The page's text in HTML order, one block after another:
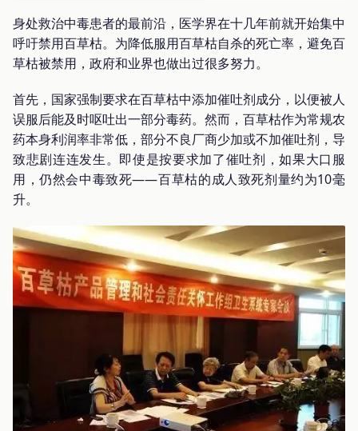
身处救治中毒患者的最前沿，医学界在十几年前就开始集中
呼吁禁用百草枯。为降低服用百草枯自杀的死亡率，避免百
草枯被禁用，政府和业界也做出过很多努力。
首先，国家强制要求在百草枯中添加催吐剂成分，以便被人
误服后能及时呕吐出一部分毒药。然而，百草枯作为常规农
药本身利润率非常低，部分不良厂商少加或不加催吐剂，导
致悲剧连连发生。即使是按要求加了催吐剂，如果大口服
用，仍然会中毒致死——百草枯的成人致死剂量约为10毫
升。